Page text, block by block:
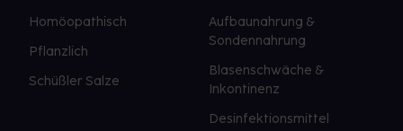
Homöopathisch
Pflanzlich
Schüßler Salze
Aufbaunahrung &
Sondennahrung
Blasenschwäche &
Inkontinenz
Desinfektionsmittel